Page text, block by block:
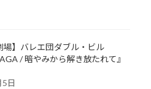
場】バレエ団ダブル・ビル
/ 暗やみから解き放たれて』
日